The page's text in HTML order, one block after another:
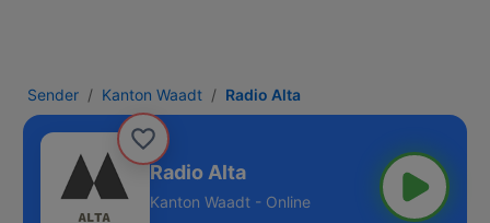
Sender Kanton Waadt Radio Alta
Radio Alta
Kanton Waadt - Online